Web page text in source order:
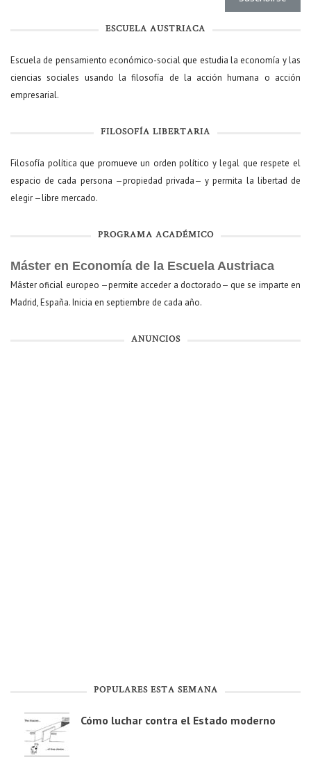
ESCUELA AUSTRIACA
Escuela de pensamiento económico-social que estudia la economía y las
ciencias sociales usando la filosofía de la acción humana o acción
empresarial.
FILOSOFÍA LIBERTARIA
Filosofía política que promueve un orden político y legal que respete el
espacio de cada persona —propiedad privada— y permita la libertad de
elegir —libre mercado.
PROGRAMA ACADÉMICO
Máster en Economía de la Escuela Austriaca
Máster oficial europeo —permite acceder a doctorado— que se imparte en
Madrid, España. Inicia en septiembre de cada año.
ANUNCIOS
POPULARES ESTA SEMANA
Cómo luchar contra el Estado moderno